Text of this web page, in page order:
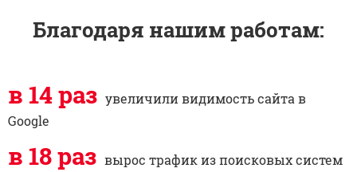
Благодаря нашим работам:
в 14 раз увеличили видимость сайта в
Google
в 18 раз вырос трафик из поисковых систем